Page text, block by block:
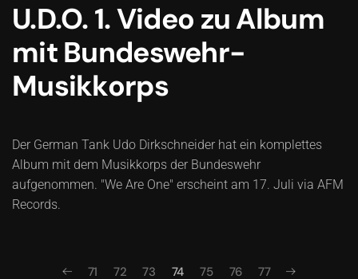
U.D.O. 1. Video zu Album
mit Bundeswehr-
Musikkorps
Der German Tank Udo Dirkschneider hat ein komplettes
Album mit dem Musikkorps der Bundeswehr
aufgenommen. "We Are One" erscheint am 17. Juli via AFM
Records.
71 72 73 74 75 76 77